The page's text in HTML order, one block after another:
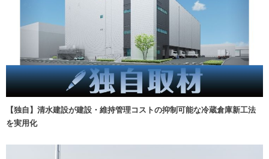
【独自】清水建設が建設・維持管理コストの抑制可能な冷蔵倉庫新工法
を実用化